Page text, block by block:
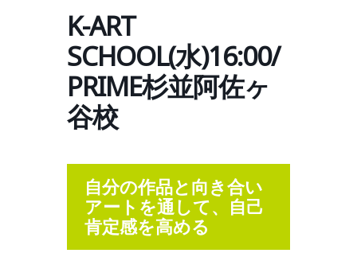
K-ART
SCHOOL(水)16:00/
PRIME杉並阿佐ヶ
谷校
自分の作品と向き合い
アートを通して、自己
肯定感を高める